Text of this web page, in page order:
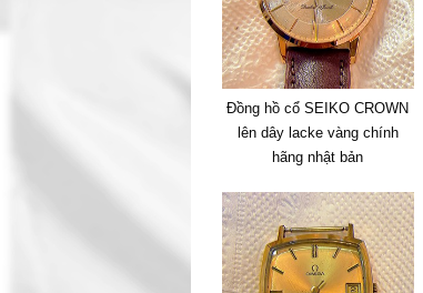
Đồng hồ cổ SEIKO CROWN
lên dây lacke vàng chính
hãng nhật bản